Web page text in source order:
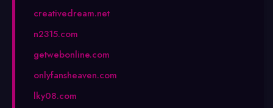
creativedream.net
n2315.com
getwebonline.com
onlyfansheaven.com
lky08.com